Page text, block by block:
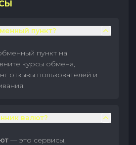
пункт?
пункт на
курсы обмена,
отзывы пользователей и
валют?
— это сервисы,